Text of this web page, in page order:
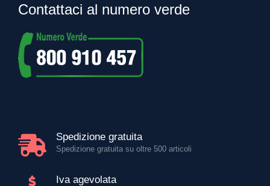
Contattaci al numero verde
Spedizione gratuita
Spedizione gratuita su oltre 500 articoli
Iva agevolata